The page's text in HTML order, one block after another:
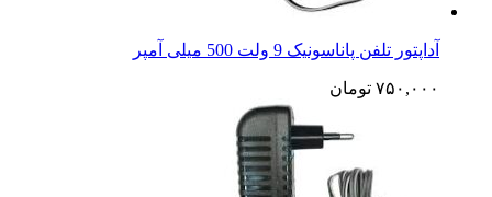
آداپتور تلفن پاناسونیک 9 ولت 500 میلی آمپر
۷۵۰,۰۰۰ تومان